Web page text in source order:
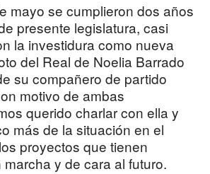
mayo se cumplieron dos años
presente legislatura, casi
la investidura como nueva
del Real de Noelia Barrado
su compañero de partido
motivo de ambas
querido charlar con ella y
más de la situación en el
proyectos que tienen
y de cara al futuro.